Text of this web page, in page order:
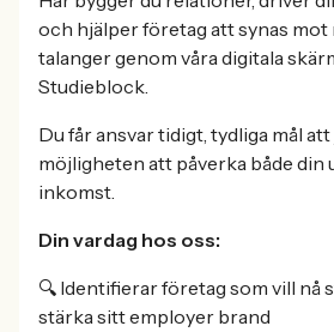
och hjälper företag att synas
talanger genom våra digitala
Studieblock.
Du får ansvar tidigt, tydliga mål
möjligheten att påverka både din
inkomst.
Din vardag hos oss:
🔍 Identifierar företag som vill nå
stärka sitt employer brand